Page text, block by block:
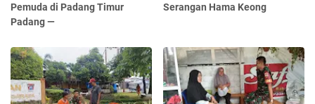
Pemuda di Padang Timur
Padang —
Serangan Hama Keong